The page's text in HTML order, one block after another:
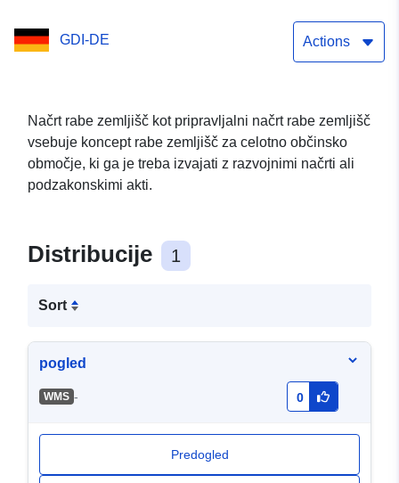
GDI-DE Actions
Načrt rabe zemljišč kot pripravljalni načrt rabe zemljišč
vsebuje koncept rabe zemljišč za celotno občinsko
območje, ki ga je treba izvajati z razvojnimi načrti ali
podzakonskimi akti.
Distribucije 1
Sort
pogled
WMS - 0
Predogled